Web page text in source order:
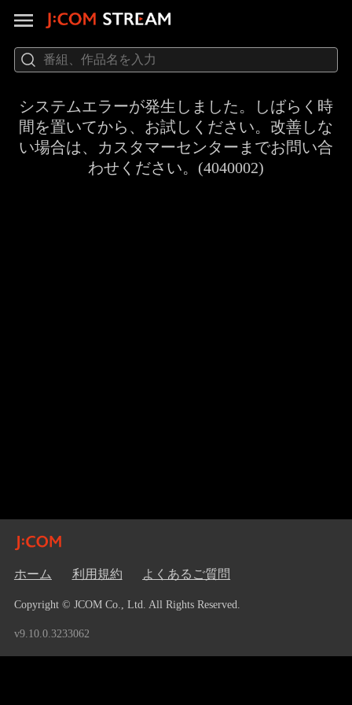
システムエラーが発生しました。しばらく時
間を置いてから、お試しください。改善しな
い場合は、カスタマーセンターまでお問い合
わせください。(4040002)
ホーム 利用規約 よくあるご質問
Copyright © JCOM Co., Ltd. All Rights Reserved.
v9.10.0.3233062